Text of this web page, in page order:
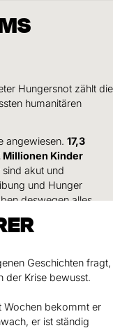
Hungersnot zählt die
humanitären
angewiesen. 17,3
Millionen Kinder
sind akut und
und Hunger
deswegen alles
Ernst der Lage:
Geschichten fragt,
der Krise bewusst.
Wochen bekommt er
er ist ständig